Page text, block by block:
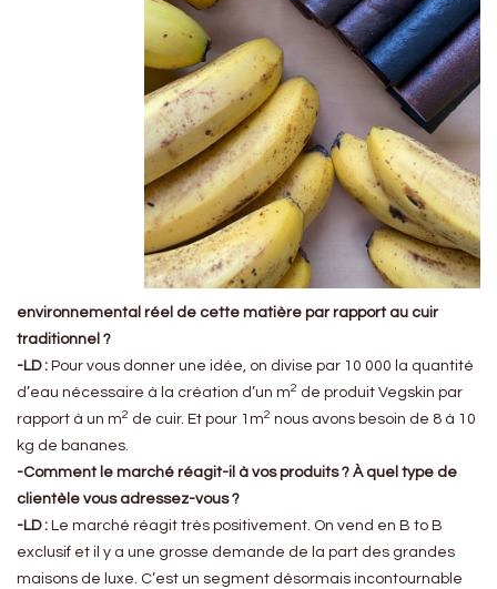
environnemental réel de cette matière par rapport au cuir
traditionnel ?
-LD : Pour vous donner une idée, on divise par 10 000 la quantité
d’eau nécessaire à la création d’un m2 de produit Vegskin par
rapport à un m2 de cuir. Et pour 1m2 nous avons besoin de 8 à 10
kg de bananes.
-Comment le marché réagit-il à vos produits ? À quel type de
clientèle vous adressez-vous ?
-LD : Le marché réagit très positivement. On vend en B to B
exclusif et il y a une grosse demande de la part des grandes
maisons de luxe. C’est un segment désormais incontournable